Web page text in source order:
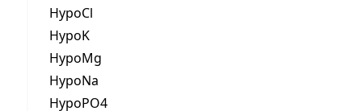
HypoCl
HypoK
HypoMg
HypoNa
HypoPO4